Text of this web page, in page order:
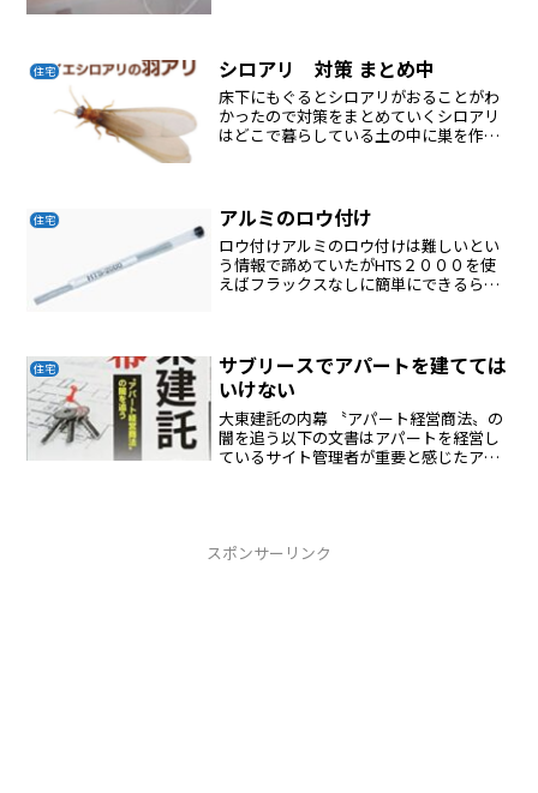
かで固定されていたのをグラ...
住宅 シロアリ 対策 まとめ中
床下にもぐるとシロアリがおることがわ
かったので対策をまとめていくシロアリ
はどこで暮らしている土の中に巣を作り
は掃除機で吸引する
住宅 アルミのロウ付け
ロウ付けアルミのロウ付けは難しいとい
う情報で諦めていたがHTS２０００を使
えばフラックスなしに簡単にできるらし
住宅
サブリースでアパートを建てては
いけない
大東建託の内幕 〝アパート経営商法〟の
闇を追う以下の文書はアパートを経営し
ているサイト管理者が重要と感じたアマ
スポンサーリンク